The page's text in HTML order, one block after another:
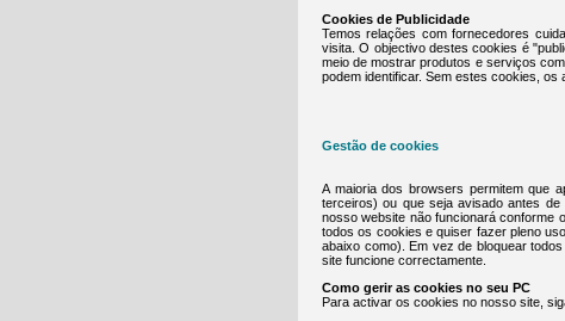
Cookies de Publicidade
Temos relações com fornecedores
visita. O objectivo destes cookies é
meio de mostrar produtos e serviços
podem identificar. Sem estes cookies,
Gestão de cookies
A maioria dos browsers permitem que
terceiros) ou que seja avisado antes
nosso website não funcionará conforme
todos os cookies e quiser fazer pleno
abaixo como). Em vez de bloquear
site funcione correctamente.
Como gerir as cookies no seu PC
Para activar os cookies no nosso site,